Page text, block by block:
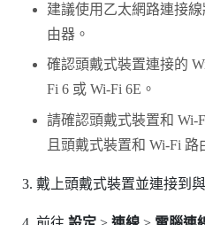
建議使用乙太網路連接
由器。
確認頭戴式裝置連接的
Fi 6 或 Wi-Fi 6E。
請確認頭戴式裝置和 Wi-
且頭戴式裝置和 Wi-Fi 路
戴上頭戴式裝置並連接到